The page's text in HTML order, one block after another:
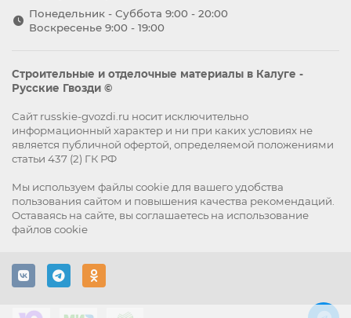
Понедельник - Суббота 9:00 - 20:00
Воскресенье 9:00 - 19:00
Строительные и отделочные материалы в Калуге -
Русские Гвозди ©
Сайт russkie-gvozdi.ru носит исключительно
информационный характер и ни при каких условиях не
является публичной офертой, определяемой положениями
статьи 437 (2) ГК РФ
Мы используем файлы cookie для вашего удобства
пользования сайтом и повышения качества рекомендаций.
Оставаясь на сайте, вы соглашаетесь на использование
файлов cookie